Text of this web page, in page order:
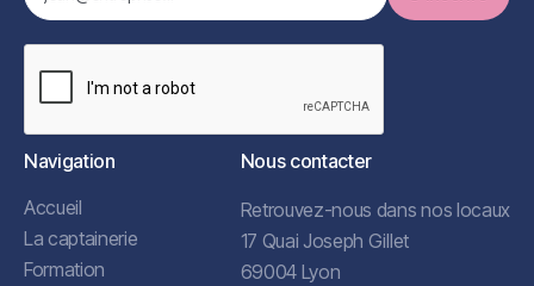
Navigation
Accueil
La captainerie
Formation
Nous contacter
Retrouvez-nous dans nos locaux
17 Quai Joseph Gillet
69004 Lyon